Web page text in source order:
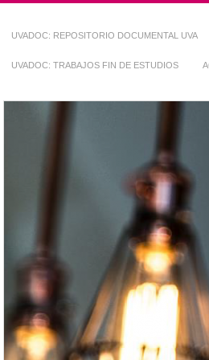
UVADOC: REPOSITORIO DOCUMENTAL UVA
UVADOC: TRABAJOS FIN DE ESTUDIOS
Repositorio
~ UVaDOC